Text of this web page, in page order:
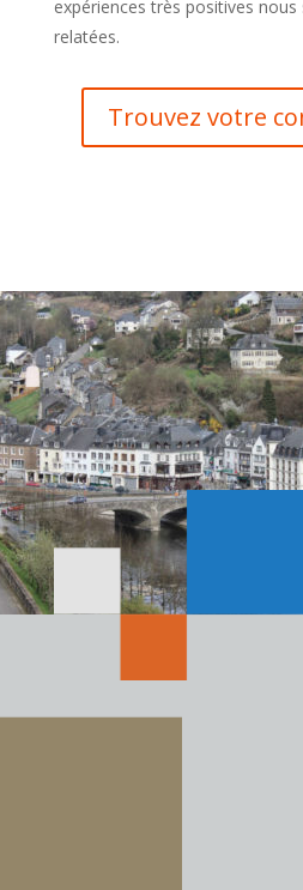
expériences très positives
relatées.
Trouvez votre